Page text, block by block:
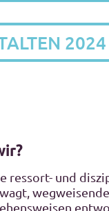
2024
ressort- und